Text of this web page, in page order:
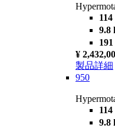
114
9.8
¥
製品詳細
950
114
9.8